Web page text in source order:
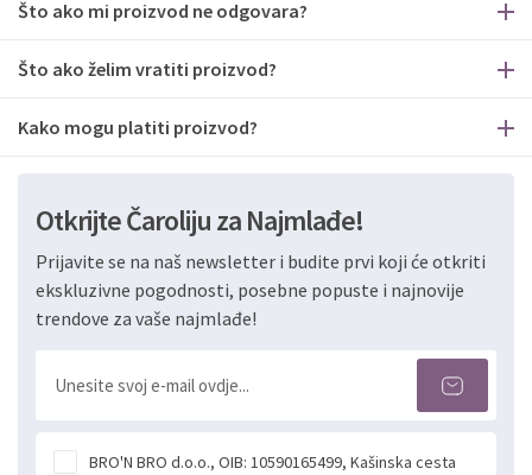
Što ako mi proizvod ne odgovara?
Što ako želim vratiti proizvod?
Kako mogu platiti proizvod?
Otkrijte Čaroliju za Najmlađe!
Prijavite se na naš newsletter i budite prvi koji će otkriti
ekskluzivne pogodnosti, posebne popuste i najnovije
trendove za vaše najmlađe!
BRO'N BRO d.o.o., OIB: 10590165499, Kašinska cesta